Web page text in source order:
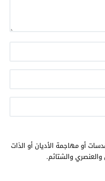
أو مهاجمة الأديان أو الذات
والعنصري والشتائم.